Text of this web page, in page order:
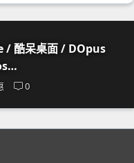
/ 酷呆桌面 / DOpus
0